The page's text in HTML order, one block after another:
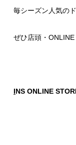
毎シーズン人気の
ぜひ店頭・ONLINE
INS ONLINE